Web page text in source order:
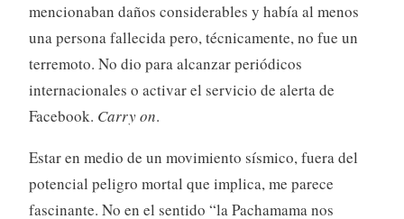
mencionaban daños considerables y había al menos
una persona fallecida pero, técnicamente, no fue un
terremoto. No dio para alcanzar periódicos
internacionales o activar el servicio de alerta de
Facebook. Carry on.
Estar en medio de un movimiento sísmico, fuera del
potencial peligro mortal que implica, me parece
fascinante. No en el sentido “la Pachamama nos